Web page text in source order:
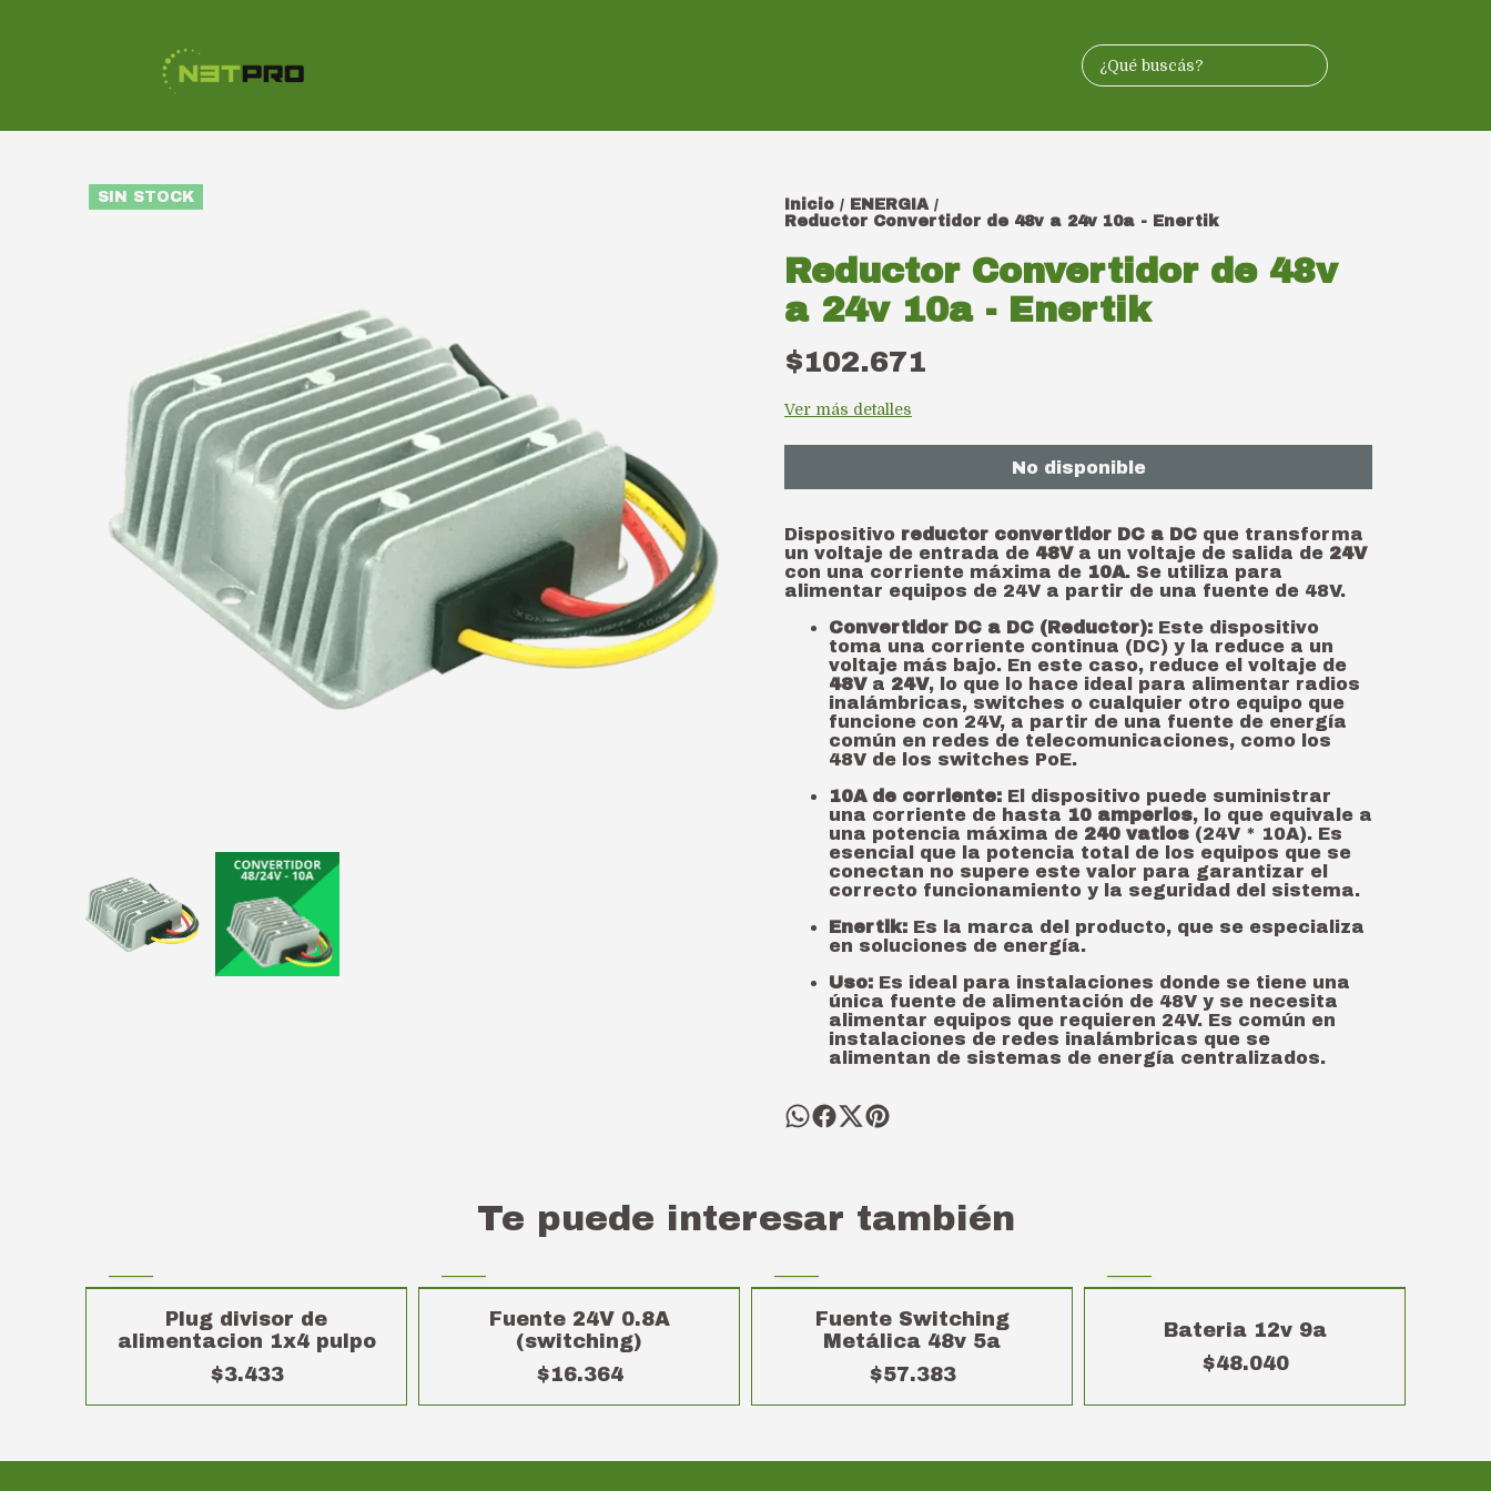
SIN STOCK Inicio / ENERGIA /
Reductor Convertidor de 48v a 24v 10a - Enertik
Reductor Convertidor de 48v
a 24v 10a - Enertik
$102.671
Ver más detalles
No disponible
Dispositivo reductor convertidor DC a DC que transforma
un voltaje de entrada de 48Va un voltaje de salida de 24V
con una corriente máxima de 10A. Se utiliza para
alimentar equipos de 24V a partir de una fuente de 48V.
Convertidor DC a DC (Reductor): Este dispositivo
toma una corriente continua (DC) y la reduce a un
voltaje más bajo. En este caso, reduce el voltaje de
48Va 24V, lo que lo hace ideal para alimentar radios
inalámbricas, switches o cualquier otro equipo que
funcione con 24V, a partir de una fuente de energía
común en redes de telecomunicaciones, como los
48V de los switches PoE.
10A de corriente: El dispositivo puede suministrar
una corriente de hasta 10 amperios, lo que equivale a
una potencia máxima de 240 vatios (24V * 10A). Es
esencial que la potencia total de los equipos que se
conectan no supere este valor para garantizar el
correcto funcionamiento y la seguridad del sistema.
Enertik: Es la marca del producto, que se especializa
en soluciones de energía.
Uso: Es ideal para instalaciones donde se tiene una
única fuente de alimentación de 48V y se necesita
alimentar equipos que requieren 24V. Es común en
instalaciones de redes inalámbricas que se
alimentan de sistemas de energía centralizados.
Te puede interesar también
Plug divisor de
alimentacion 1x4 pulpo
$3.433
Fuente 24V 0.8A
(switching)
$16.364
Fuente Switching
Metálica 48v 5a
$57.383
Bateria 12v 9a
$48.040